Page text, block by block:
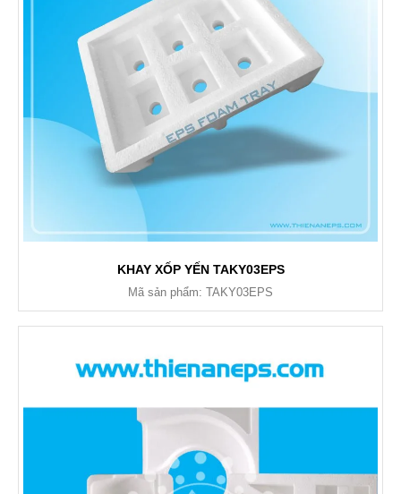
KHAY XỐP YẾN TAKY03EPS
Mã sản phẩm: TAKY03EPS